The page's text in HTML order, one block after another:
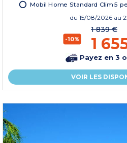
Mobil Home Standard Clim 5
du 15/08/2026 au
-10%
1 839 €
1
Payez en 3
VOIR LES